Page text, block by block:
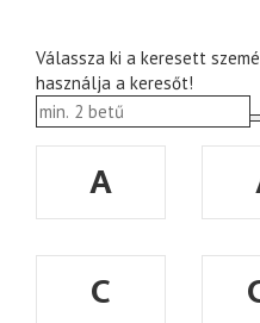
Válassza ki a keresett
használja a keresőt!
A
C